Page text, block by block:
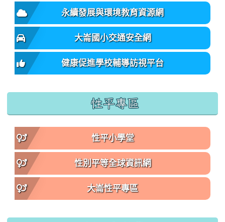
永續發展與環境教育資源網
大崙國小交通安全網
健康促進學校輔導訪視平台
性平專區
性平小學堂
性別平等全球資訊網
大崙性平專區